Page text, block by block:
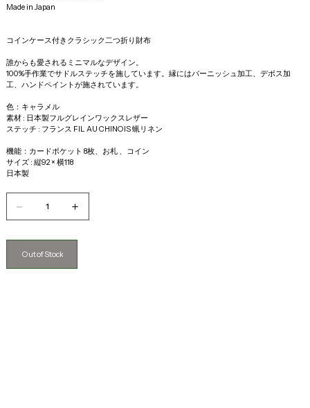
Made in Japan
コインケース付きクラシック二つ折り財布
誰からも愛されるミニマルなデザイン。
100%手作業でサドルステッチを施しています。縁にはバーニッシュ加工、デボス加
工、ハンドペイントが施されています。
色：キャラメル
素材 : 日本製フルグレインワックスレザー
ステッチ : フランス FIL AU CHINOIS 蝋リネン
機能：カードポケット 8枚、お札 、コイン
サイズ : 縦92 × 横118
日本製
Out of Stock